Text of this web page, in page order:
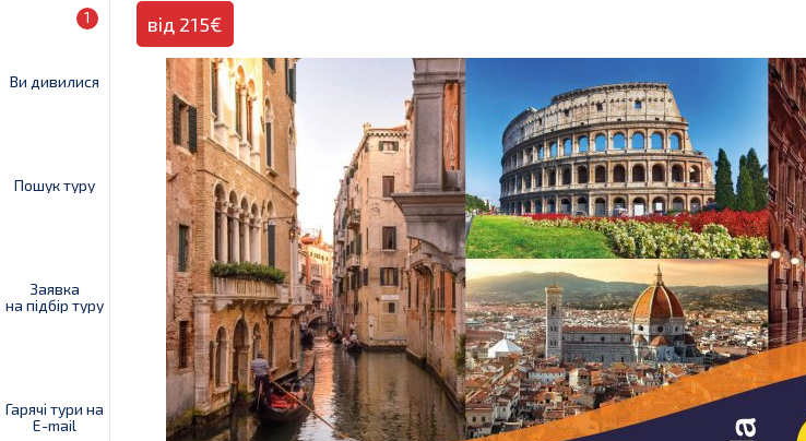
Ви дивилися
1
Пошук туру
Заявка
на підбір туру
Гарячі тури на
E-mail
від 215€